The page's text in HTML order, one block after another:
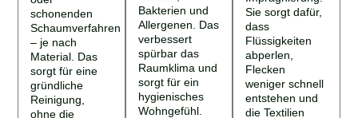
schonenden
Schaumverfahren
– je nach
Material. Das
sorgt für eine
gründliche
Reinigung,
ohne die
Allergenen. Das
verbessert
spürbar das
Raumklima und
sorgt für ein
hygienisches
Wohngefühl.
Sie sorgt dafür,
dass
Flüssigkeiten
abperlen,
Flecken
weniger schnell
entstehen und
die Textilien